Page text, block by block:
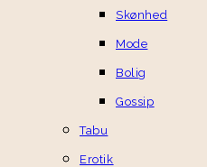
Skønhed
Mode
Bolig
Gossip
Tabu
Erotik